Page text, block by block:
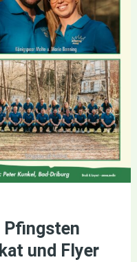
Pfingsten
und Flyer